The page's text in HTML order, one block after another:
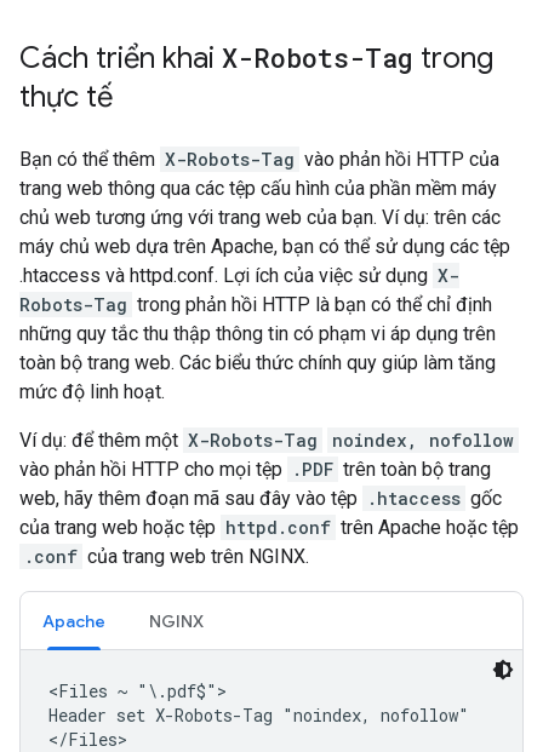
Cách triển khai X-Robots-Tag trong
thực tế
Bạn có thể thêm X-Robots-Tag vào phản hồi HTTP của
trang web thông qua các tệp cấu hình của phần mềm máy
chủ web tương ứng với trang web của bạn. Ví dụ: trên các
máy chủ web dựa trên Apache, bạn có thể sử dụng các tệp
.htaccess và httpd.conf. Lợi ích của việc sử dụng X-
Robots-Tag trong phản hồi HTTP là bạn có thể chỉ định
những quy tắc thu thập thông tin có phạm vi áp dụng trên
toàn bộ trang web. Các biểu thức chính quy giúp làm tăng
mức độ linh hoạt.
Ví dụ: để thêm một X-Robots-Tag
noindex, nofollow
vào phản hồi HTTP cho mọi tệp
.PDF trên toàn bộ trang
web, hãy thêm đoạn mã sau đây vào tệp
.htaccess gốc
của trang web hoặc tệp httpd.conf trên Apache hoặc tệp
.conf của trang web trên NGINX.
Apache NGINX
<Files ~ "\.pdf$">
Header set X-Robots-Tag "noindex, nofollow"
</Files>